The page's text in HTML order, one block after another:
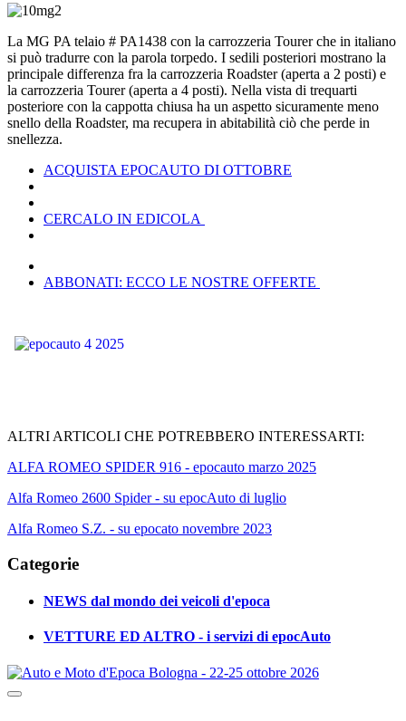
La MG PA telaio # PA1438 con la carrozzeria Tourer che in italiano
si può tradurre con la parola torpedo. I sedili posteriori mostrano la
principale differenza fra la carrozzeria Roadster (aperta a 2 posti) e
la carrozzeria Tourer (aperta a 4 posti). Nella vista di trequarti
posteriore con la cappotta chiusa ha un aspetto sicuramente meno
snello della Roadster, ma recupera in abitabilità ciò che perde in
snellezza.
ACQUISTA EPOCAUTO DI OTTOBRE
CERCALO IN EDICOLA
ABBONATI: ECCO LE NOSTRE OFFERTE
ALTRI ARTICOLI CHE POTREBBERO INTERESSARTI:
ALFA ROMEO SPIDER 916 - epocauto marzo 2025
Alfa Romeo 2600 Spider - su epocAuto di luglio
Alfa Romeo S.Z. - su epocato novembre 2023
Categorie
NEWS dal mondo dei veicoli d'epoca
VETTURE ED ALTRO - i servizi di epocAuto